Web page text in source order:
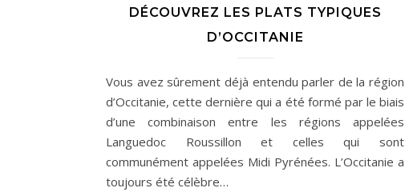
DÉCOUVREZ LES PLATS TYPIQUES
D’OCCITANIE
Vous avez sûrement déjà entendu parler de la région
d’Occitanie, cette dernière qui a été formé par le biais
d’une combinaison entre les régions appelées
Languedoc Roussillon et celles qui sont
communément appelées Midi Pyrénées. L’Occitanie a
toujours été célèbre…